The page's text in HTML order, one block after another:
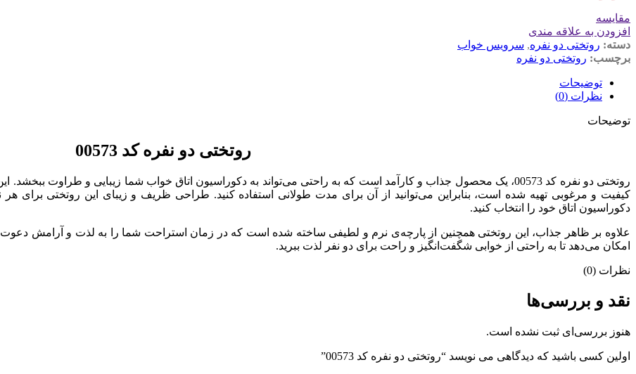
مقایسه
افزودن به علاقه مندی
دسته: روتختی دو نفره, سرویس خواب
برچسب: روتختی دو نفره
توضیحات
نظرات (0)
توضیحات
روتختی دو نفره کد 00573
روتختی دو نفره کد 00573، یک محصول جذاب و کارآمد است که به راحتی می‌تواند به دکوراسیون اتاق خواب شما زیبایی و
کیفیت و مرغوبی تهیه شده است، بنابراین می‌توانید از آن برای مدت طولانی استفاده کنید. طراحی ظریف و زیبای این روتختی
دکوراسیون اتاق خود را انتخاب کنید.
علاوه بر ظاهر جذاب، این روتختی همچنین از پارچه‌ی نرم و لطیفی ساخته شده است که در زمان استراحت شما را به لذت و آرامش
امکان می‌دهد تا به راحتی از خوابی شگفت‌انگیز و راحت برای دو نفر لذت ببرید.
نظرات (0)
نقد و بررسی‌ها
هنوز بررسی‌ای ثبت نشده است.
اولین کسی باشید که دیدگاهی می نویسد “روتختی دو نفره کد 00573”